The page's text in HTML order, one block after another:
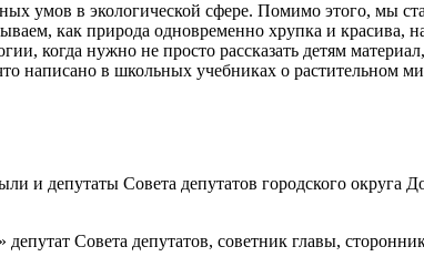
умов в экологической сфере. Помимо этого, мы
как природа одновременно хрупка и красива,
когда нужно не просто рассказать детям
написано в школьных учебниках о растительном
и депутаты Совета депутатов городского округа
Совета депутатов, советник главы,